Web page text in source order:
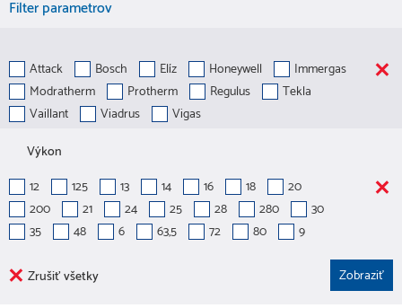
Filter parametrov
Attack Bosch Elíz Honeywell
Immergas
Modratherm
Protherm Regulus
Tekla
Vaillant
Viadrus
Vigas
Výkon
12
125 13 14 16 18
20
200
21 24 25 28 280
30
35
48 6 63,5 72 80 9
Zrušiť všetky